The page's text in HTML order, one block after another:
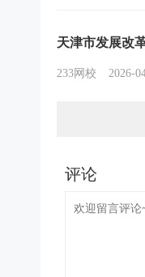
天津市发展改
233网校 2026-